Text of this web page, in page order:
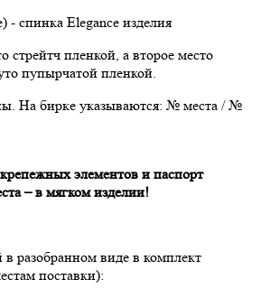
- спинка Elegance изделия
стрейтч пленкой, а второе место
пупырчатой пленкой.
На бирке указываются: № места / №
элементов и паспорт
– в мягком изделии!
разобранном виде в комплект
поставки):